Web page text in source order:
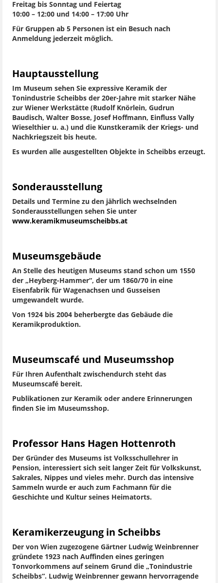
Freitag bis Sonntag und Feiertag
10:00 – 12:00 und 14:00 – 17:00 Uhr
Für Gruppen ab 5 Personen ist ein Besuch nach
Anmeldung jederzeit möglich.
Hauptausstellung
Im Museum sehen Sie expressive Keramik der
Tonindustrie Scheibbs der 20er-Jahre mit starker Nähe
zur Wiener Werkstätte (Rudolf Knörlein, Gudrun
Baudisch, Walter Bosse, Josef Hoffmann, Einfluss Vally
Wieselthier u. a.) und die Kunstkeramik der Kriegs- und
Nachkriegszeit bis heute.
Es wurden alle ausgestellten Objekte in Scheibbs erzeugt.
Sonderausstellung
Details und Termine zu den jährlich wechselnden
Sonderausstellungen sehen Sie unter
www.keramikmuseumscheibbs.at
Museumsgebäude
An Stelle des heutigen Museums stand schon um 1550
der „Heyberg-Hammer“, der um 1860/70 in eine
Eisenfabrik für Wagenachsen und Gusseisen
umgewandelt wurde.
Von 1924 bis 2004 beherbergte das Gebäude die
Keramikproduktion.
Museumscafé und Museumsshop
Für Ihren Aufenthalt zwischendurch steht das
Museumscafé bereit.
Publikationen zur Keramik oder andere Erinnerungen
finden Sie im Museumsshop.
Professor Hans Hagen Hottenroth
Der Gründer des Museums ist Volksschullehrer in
Pension, interessiert sich seit langer Zeit für Volkskunst,
Sakrales, Nippes und vieles mehr. Durch das intensive
Sammeln wurde er auch zum Fachmann für die
Geschichte und Kultur seines Heimatorts.
Keramikerzeugung in Scheibbs
Der von Wien zugezogene Gärtner Ludwig Weinbrenner
gründete 1923 nach Auffinden eines geringen
Tonvorkommens auf seinem Grund die „Tonindustrie
Scheibbs“. Ludwig Weinbrenner gewann hervorragende